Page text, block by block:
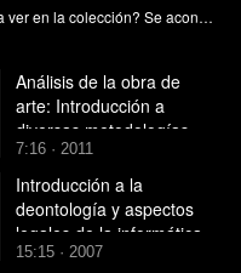
¿Cual es el campo de juego? ¿Que documentos son de interés para tener descargados a y a mano mientras se ven? ¿Que vamos a ver en la colección? Se aconseja acceder a los siguientes documentos, no solo para este vídeo, sino para la colección entera: Prueba de concepto Blockchain y el derecho de supresión. Este es el documento principal, de hecho en la colección lo que se intenta es "dulcificarlo" e intentar aportar una herramienta para entenderlo mejor. Los vídeos se sustentan principalmente en él. https://www.aepd.es/guias/nota-tecnica-blockchain.pdf Guía de Privacidad desde el Diseño Hay muchas guías muy interesantes en la Agencia Española de Protección de Datos, pero ante la imposibilidad de colocar una lista enorme de enlaces, destaco este por su elevado impacto en el tema tratado. https://www.aepd.es/guias/guia-privacidad-desde-diseno.pdf Solutions for a responsible use of the blockchain in the context of personal data Uno de los primeros documentos sobre el tema que nos ocupa, en este caso por la autoridad francesa de protección de datos, la CNIL. https://www.cnil.fr/sites/cnil/files/atoms/files/blockchain_en.pdf
Análisis de la obra de
arte: Introducción a
diversas metodologías
7:16 · 2011
Introducción a la
deontología y aspectos
legales de la informática
15:15 · 2007